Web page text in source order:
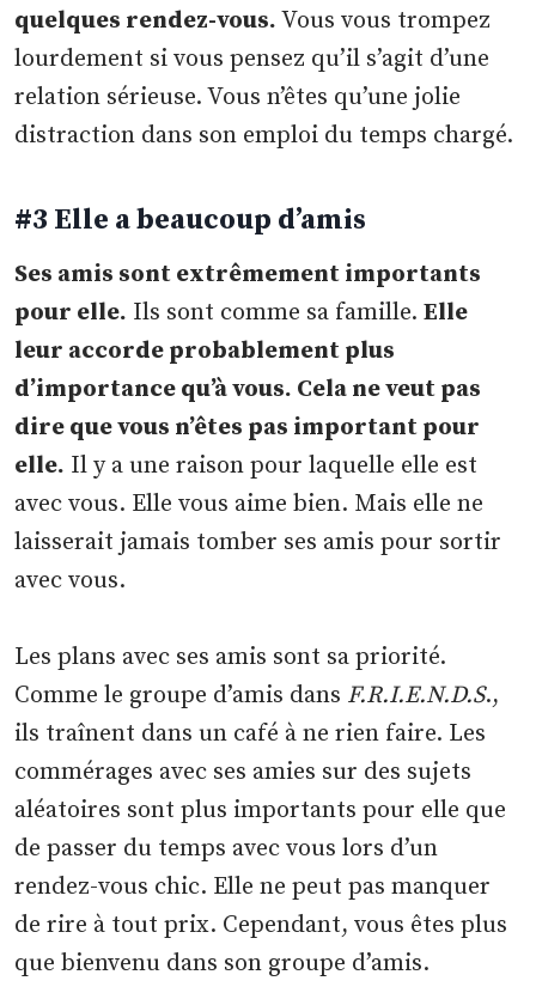
quelques rendez-vous. Vous vous trompez
lourdement si vous pensez qu’il s’agit d’une
relation sérieuse. Vous n’êtes qu’une jolie
distraction dans son emploi du temps chargé.
#3 Elle a beaucoup d’amis
Ses amis sont extrêmement importants
pour elle. Ils sont comme sa famille.Elle
leur accorde probablement plus
d’importance qu’à vous. Cela ne veut pas
dire que vous n’êtes pas important pour
elle. Il y a une raison pour laquelle elle est
avec vous. Elle vous aime bien. Mais elle ne
laisserait jamais tomber ses amis pour sortir
avec vous.
Les plans avec ses amis sont sa priorité.
Comme le groupe d’amis dans F.R.I.E.N.D.S.,
ils traînent dans un café à ne rien faire. Les
commérages avec ses amies sur des sujets
aléatoires sont plus importants pour elle que
de passer du temps avec vous lors d’un
rendez-vous chic. Elle ne peut pas manquer
de rire à tout prix. Cependant, vous êtes plus
que bienvenu dans son groupe d’amis.